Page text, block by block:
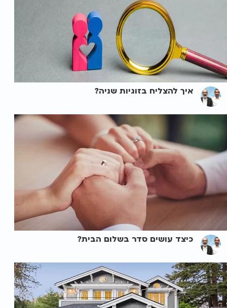
איך להצליח בזוגיות שניה?
כיצד עושים סדר בשלום הבית?